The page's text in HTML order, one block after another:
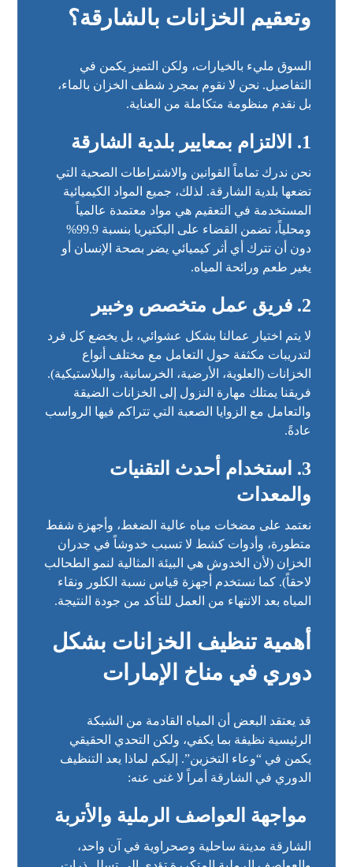
وتعقيم الخزانات بالشارقة؟
السوق مليء بالخيارات، ولكن التميز يكمن في
التفاصيل. نحن لا نقوم بمجرد شطف الخزان بالماء،
بل نقدم منظومة متكاملة من العناية.
1. الالتزام بمعايير بلدية الشارقة
نحن ندرك تماماً القوانين والاشتراطات الصحية التي
تضعها بلدية الشارقة. لذلك، جميع المواد الكيميائية
المستخدمة في التعقيم هي مواد معتمدة عالمياً
ومحلياً، تضمن القضاء على البكتيريا بنسبة 99.9%
دون أن تترك أي أثر كيميائي يضر بصحة الإنسان أو
يغير طعم ورائحة المياه.
2. فريق عمل متخصص وخبير
لا يتم اختيار عمالنا بشكل عشوائي، بل يخضع كل فرد
لتدريبات مكثفة حول التعامل مع مختلف أنواع
الخزانات (العلوية، الأرضية، الخرسانية، والبلاستيكية).
فريقنا يمتلك مهارة النزول إلى الخزانات الضيقة
والتعامل مع الزوايا الصعبة التي تتراكم فيها الرواسب
عادةً.
3. استخدام أحدث التقنيات
والمعدات
نعتمد على مضخات مياه عالية الضغط، وأجهزة شفط
متطورة، وأدوات كشط لا تسبب خدوشاً في جدران
الخزان (لأن الخدوش هي البيئة المثالية لنمو الطحالب
لاحقاً). كما نستخدم أجهزة قياس نسبة الكلور ونقاء
المياه بعد الانتهاء من العمل للتأكد من جودة النتيجة.
أهمية تنظيف الخزانات بشكل
دوري في مناخ الإمارات
قد يعتقد البعض أن المياه القادمة من الشبكة
الرئيسية نظيفة بما يكفي، ولكن التحدي الحقيقي
يكمن في “وعاء التخزين”. إليكم لماذا يعد التنظيف
الدوري في الشارقة أمراً لا غنى عنه:
مواجهة العواصف الرملية والأتربة
الشارقة مدينة ساحلية وصحراوية في آن واحد،